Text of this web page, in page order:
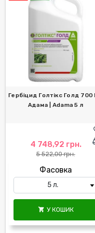
Гербіцид Голтікс Голд
Адама | Adama 5 л
4 748,92 грн.
5 522,00 грн.
Фасовка
 У КОШИК